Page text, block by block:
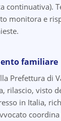
continuativa).
monitora e
familiare
Prefettura di
rilascio, visto
in Italia,